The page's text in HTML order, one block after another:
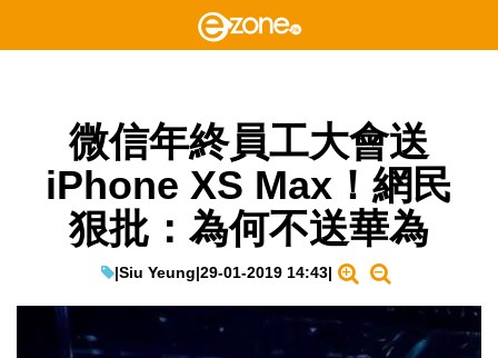
微信年終員工大會送
iPhone XS Max！網民
狠批：為何不送華為
|Siu Yeung|29-01-2019 14:43|